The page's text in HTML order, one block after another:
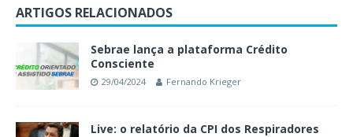
ARTIGOS RELACIONADOS
Sebrae lança a plataforma Crédito
Consciente
29/04/2024 Fernando Krieger
Live: o relatório da CPI dos Respiradores